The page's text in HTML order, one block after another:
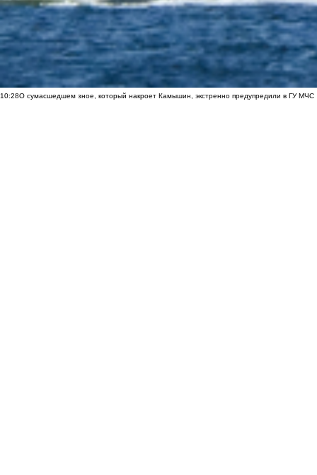
10:28О сумасшедшем зное, который накроет Камышин, экстренно предупредили в ГУ МЧС